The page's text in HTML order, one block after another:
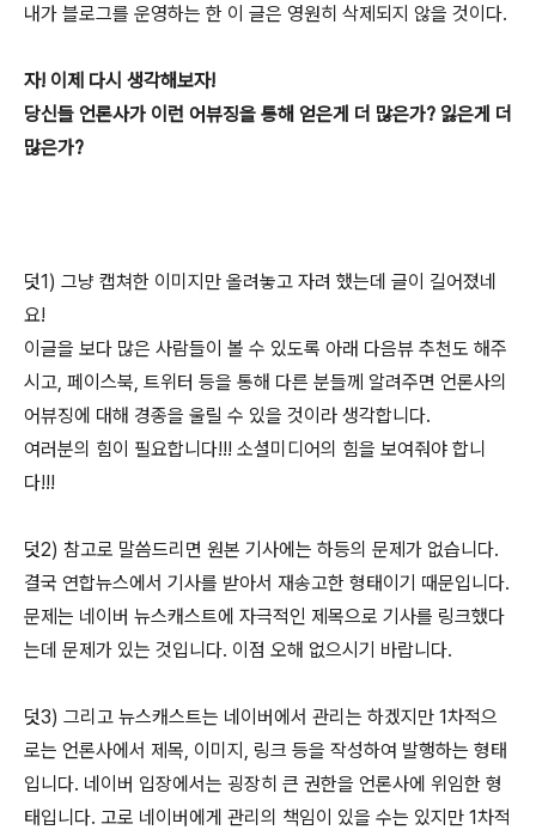
내가 블로그를 운영하는 한 이 글은 영원히 삭제되지 않을 것이다.
자! 이제 다시 생각해보자!
당신들 언론사가 이런 어뷰징을 통해 얻은게 더 많은가? 잃은게 더
많은가?
덧1) 그냥 캡쳐한 이미지만 올려놓고 자려 했는데 글이 길어졌네
요!
이글을 보다 많은 사람들이 볼 수 있도록 아래 다음뷰 추천도 해주
시고, 페이스북, 트위터 등을 통해 다른 분들께 알려주면 언론사의
어뷰징에 대해 경종을 울릴 수 있을 것이라 생각합니다.
여러분의 힘이 필요합니다!!! 소셜미디어의 힘을 보여줘야 합니
다!!!
덧2) 참고로 말씀드리면 원본 기사에는 하등의 문제가 없습니다.
결국 연합뉴스에서 기사를 받아서 재송고한 형태이기 때문입니다.
문제는 네이버 뉴스캐스트에 자극적인 제목으로 기사를 링크했다
는데 문제가 있는 것입니다. 이점 오해 없으시기 바랍니다.
덧3) 그리고 뉴스캐스트는 네이버에서 관리는 하겠지만 1차적으
로는 언론사에서 제목, 이미지, 링크 등을 작성하여 발행하는 형태
입니다. 네이버 입장에서는 굉장히 큰 권한을 언론사에 위임한 형
태입니다. 고로 네이버에게 관리의 책임이 있을 수는 있지만 1차적